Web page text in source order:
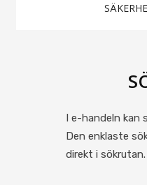
I e-handeln kan
Den enklaste
direkt i sökrutan.